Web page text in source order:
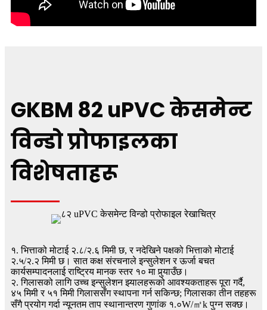
GKBM 82 uPVC केसमेन्ट
विन्डो प्रोफाइलका
विशेषताहरू
१. भित्ताको मोटाई २.८/२.६ मिमी छ, र नदेखिने पक्षको भित्ताको मोटाई
२.५/२.२ मिमी छ। सात कक्ष संरचनाले इन्सुलेशन र ऊर्जा बचत
कार्यसम्पादनलाई राष्ट्रिय मानक स्तर १० मा पुर्‍याउँछ।
२. गिलासको लागि उच्च इन्सुलेशन झ्यालहरूको आवश्यकताहरू पूरा गर्दै,
४५ मिमी र ५१ मिमी गिलाससँग स्थापना गर्न सकिन्छ; गिलासका तीन तहहरू
सँगै प्रयोग गर्दा न्यूनतम ताप स्थानान्तरण गुणांक १.०W/㎡k पुग्न सक्छ।